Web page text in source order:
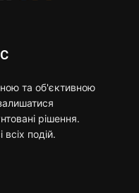
та об'єктивною
рішення.
подій.